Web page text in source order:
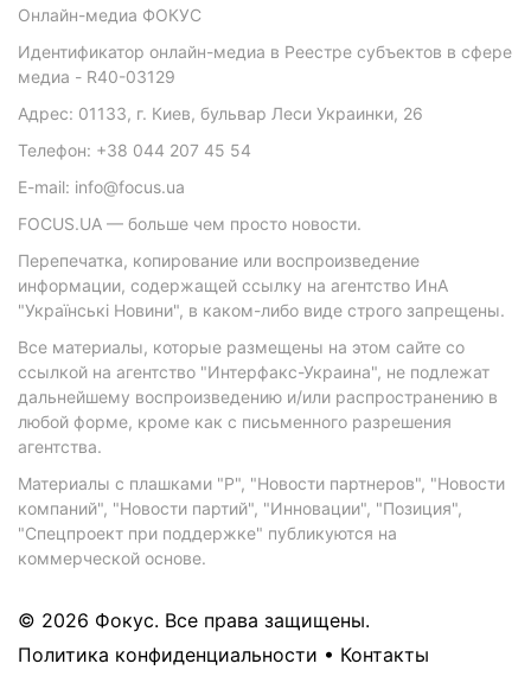
Онлайн-медиа ФОКУС
Идентификатор онлайн-медиа в Реестре субъектов в сфере
медиа - R40-03129
Адрес: 01133, г. Киев, бульвар Леси Украинки, 26
Телефон: +38 044 207 45 54
E-mail: info@focus.ua
FOCUS.UA — больше чем просто новости.
Перепечатка, копирование или воспроизведение
информации, содержащей ссылку на агентство ИнА
"Українські Новини", в каком-либо виде строго запрещены.
Все материалы, которые размещены на этом сайте со
ссылкой на агентство "Интерфакс-Украина", не подлежат
дальнейшему воспроизведению и/или распространению в
любой форме, кроме как с письменного разрешения
агентства.
Материалы с плашками "Р", "Новости партнеров", "Новости
компаний", "Новости партий", "Инновации", "Позиция",
"Спецпроект при поддержке" публикуются на
коммерческой основе.
© 2026 Фокус. Все права защищены.
Политика конфиденциальности • Контакты